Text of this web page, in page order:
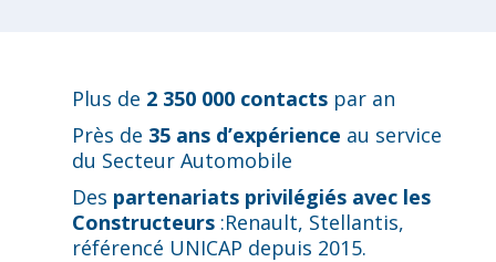
Plus de 2 350 000 contactspar an
Près de 35 ans d’expérience au service
du Secteur Automobile
Des partenariats privilégiés avec les
Constructeurs :Renault, Stellantis,
référencé UNICAP depuis 2015.